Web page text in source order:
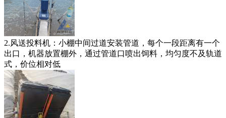
2.风送投料机：小棚中间过道安装管道，每个一段距离有一个
出口，机器放置棚外，通过管道口喷出饲料，均匀度不及轨道
式，价位相对低